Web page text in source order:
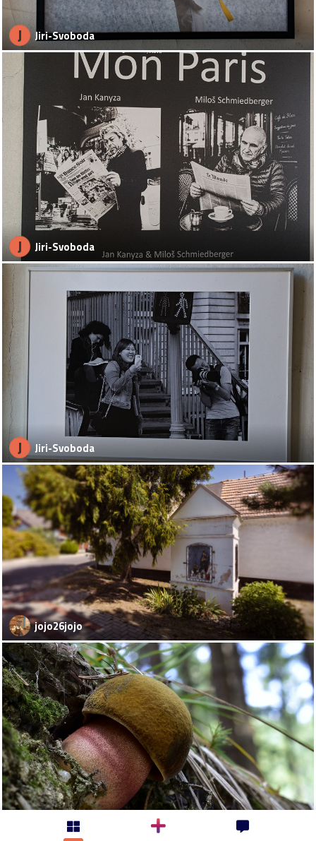
J Jiri-Svoboda
J Jiri-Svoboda
J Jiri-Svoboda
jojo26jojo
kosaristan-milan